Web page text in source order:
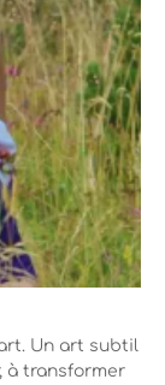
Un art subtil
à transformer